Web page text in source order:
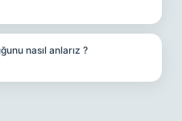
nasıl anlarız ?